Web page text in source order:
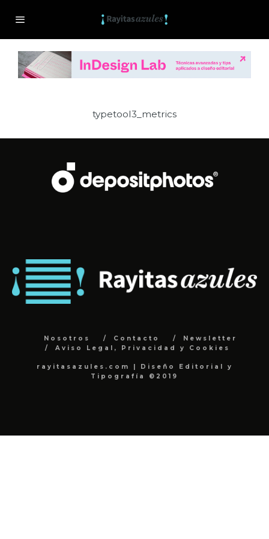
typetool3_metrics
Nosotros Contacto
Newsletter
Aviso Legal, Privacidad y Cookies
rayitasazules.com | Diseño Editorial y
Tipografía ©2019